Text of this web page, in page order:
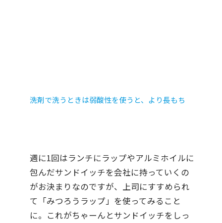
洗剤で洗うときは弱酸性を使うと、より長もち
週に1回はランチにラップやアルミホイルに
包んだサンドイッチを会社に持っていくの
がお決まりなのですが、上司にすすめられ
て「みつろうラップ」を使ってみること
に。これがちゃーんとサンドイッチをしっ